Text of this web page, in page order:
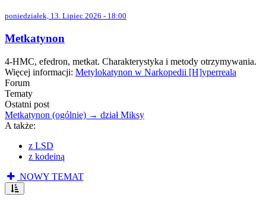
poniedziałek, 13. Lipiec 2026 - 18:00
Metkatynon
4-HMC, efedron, metkat. Charakterystyka i metody otrzymywania.
Więcej informacji: Metylokatynon w Narkopedii [H]yperreala
Forum
Tematy
Ostatni post
Metkatynon (ogólnie) → dział Miksy
A także:
z LSD
z kodeiną
NOWY TEMAT